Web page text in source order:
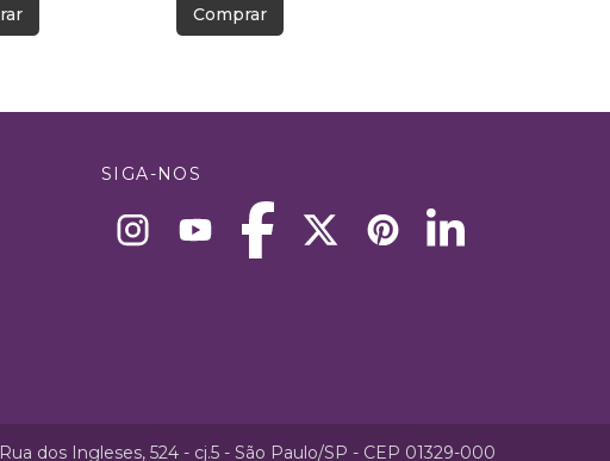
Comprar
SIGA-NOS
Rua dos Ingleses, 524 - cj.5 - São Paulo/SP - CEP 01329-000